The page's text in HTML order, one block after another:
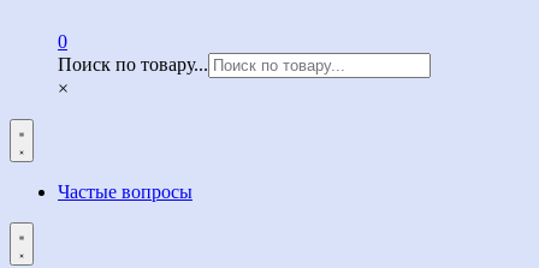
0
Поиск по товару...
×
Частые вопросы